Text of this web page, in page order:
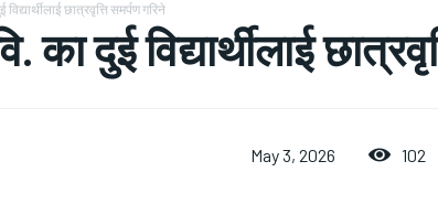
छात्रवृत्ति समर्पण गरिने
का दुई विद्यार्थीलाई
May 3, 2026 102